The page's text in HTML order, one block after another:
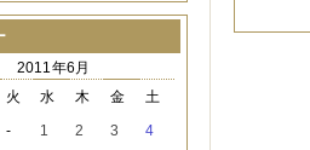
（1件）
（3件）
（2件）
（3件）
2011年6月
火 水 木 金
土
- 1 2 3
4